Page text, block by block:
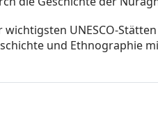
UNESCO-
und Ethnographie